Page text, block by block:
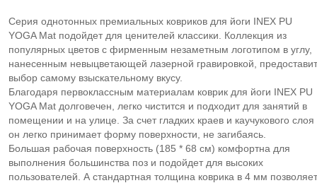
Серия однотонных премиальных ковриков для йоги INEX PU
YOGA Mat подойдет для ценителей классики. Коллекция из
популярных цветов с фирменным незаметным логотипом в углу,
нанесенным невыцветающей лазерной гравировкой, предоставит
выбор самому взыскательному вкусу.
Благодаря первоклассным материалам коврик для йоги INEX PU
YOGA Mat долговечен, легко чистится и подходит для занятий в
помещении и на улице. За счет гладких краев и каучукового слоя
он легко принимает форму поверхности, не загибаясь.
Большая рабочая поверхность (185 * 68 см) комфортна для
выполнения большинства поз и подойдет для высоких
пользователей. А стандартная толщина коврика в 4 мм позволяет